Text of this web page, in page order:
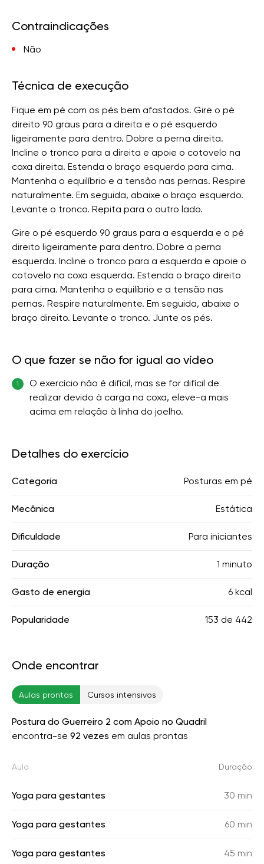
Contraindicações
Não
Técnica de execução
Fique em pé com os pés bem afastados. Gire o pé
direito 90 graus para a direita e o pé esquerdo
ligeiramente para dentro. Dobre a perna direita.
Incline o tronco para a direita e apoie o cotovelo na
coxa direita. Estenda o braço esquerdo para cima.
Mantenha o equilíbrio e a tensão nas pernas. Respire
naturalmente. Em seguida, abaixe o braço esquerdo.
Levante o tronco. Repita para o outro lado.
Gire o pé esquerdo 90 graus para a esquerda e o pé
direito ligeiramente para dentro. Dobre a perna
esquerda. Incline o tronco para a esquerda e apoie o
cotovelo na coxa esquerda. Estenda o braço direito
para cima. Mantenha o equilíbrio e a tensão nas
pernas. Respire naturalmente. Em seguida, abaixe o
braço direito. Levante o tronco. Junte os pés.
O que fazer se não for igual ao vídeo
1
O exercício não é difícil, mas se for difícil de
realizar devido à carga na coxa, eleve-a mais
acima em relação à linha do joelho.
Detalhes do exercício
Categoria Posturas em pé
Mecânica Estática
Dificuldade Para iniciantes
Duração 1 minuto
Gasto de energia 6 kcal
Popularidade 153 de 442
Onde encontrar
Aulas prontas Cursos intensivos
Postura do Guerreiro 2 com Apoio no Quadril
encontra-se 92 vezes em aulas prontas
Aula Duração
Yoga para gestantes 30 min
Yoga para gestantes 60 min
Yoga para gestantes 45 min